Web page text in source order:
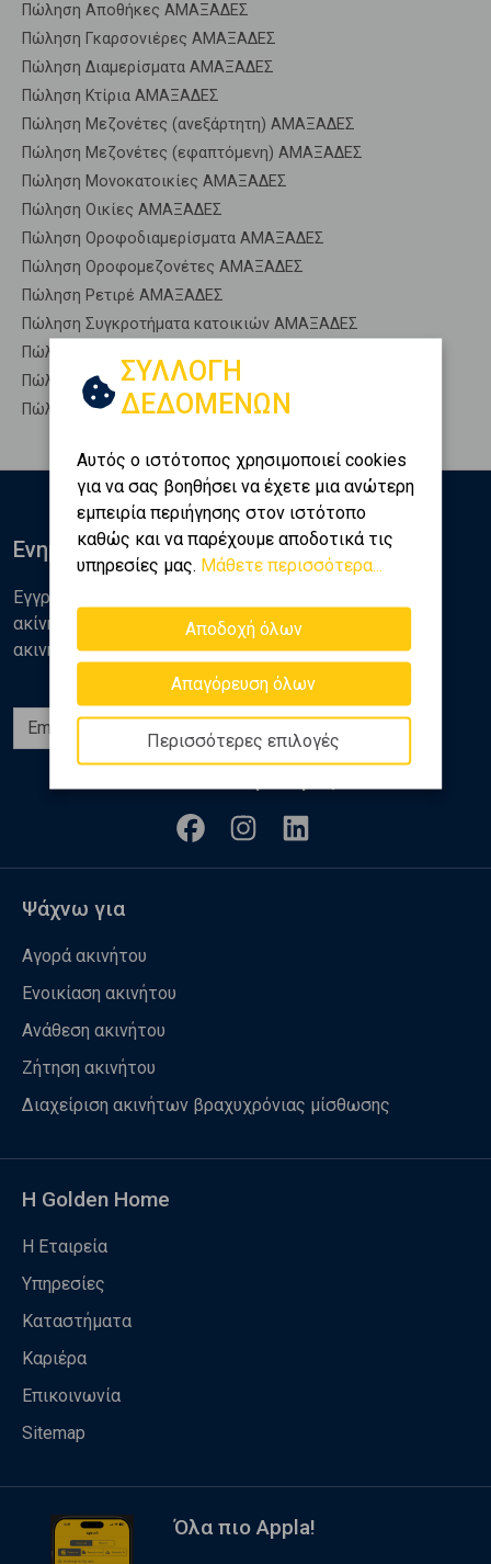
Πώληση Αποθήκες ΑΜΑΞΑΔΕΣ
Πώληση Γκαρσονιέρες ΑΜΑΞΑΔΕΣ
Πώληση Διαμερίσματα ΑΜΑΞΑΔΕΣ
Πώληση Κτίρια ΑΜΑΞΑΔΕΣ
Πώληση Μεζονέτες (ανεξάρτητη) ΑΜΑΞΑΔΕΣ
Πώληση Μεζονέτες (εφαπτόμενη) ΑΜΑΞΑΔΕΣ
Πώληση Μονοκατοικίες ΑΜΑΞΑΔΕΣ
Πώληση Οικίες ΑΜΑΞΑΔΕΣ
Πώληση Οροφοδιαμερίσματα ΑΜΑΞΑΔΕΣ
Πώληση Οροφομεζονέτες ΑΜΑΞΑΔΕΣ
Πώληση Ρετιρέ ΑΜΑΞΑΔΕΣ
Πώληση Συγκροτήματα κατοικιών ΑΜΑΞΑΔΕΣ
Πώληση Υπόγεια ΑΜΑΞΑΔΕΣ
Πώληση Υπόσκαφα ΑΜΑΞΑΔΕΣ
Πώληση Υπολ. υψουν ΑΜΑΞΑΔΕΣ
ΣΥΛΛΟΓΗ
ΔΕΔΟΜΕΝΩΝ
Αυτός ο ιστότοπος χρησιμοποιεί cookies
για να σας βοηθήσει να έχετε μια ανώτερη
εμπειρία περιήγησης στον ιστότοπο
καθώς και να παρέχουμε αποδοτικά τις
υπηρεσίες μας. Μάθετε περισσότερα...
Αποδοχή όλων
Απαγόρευση όλων
Περισσότερες επιλογές
Ενημερωθείτε
Εγγραφείτε στο newsletter της Golden Home για νέα
ακίνητα, αναλύσεις και διάφορα θέματα της αγοράς
ακινήτων
Ψάχνω για
Αγορά ακινήτου
Ενοικίαση ακινήτου
Ανάθεση ακινήτου
Ζήτηση ακινήτου
Διαχείριση ακινήτων βραχυχρόνιας μίσθωσης
Η Golden Home
Η Εταιρεία
Υπηρεσίες
Καταστήματα
Καριέρα
Επικοινωνία
Sitemap
Όλα πιο Appla!